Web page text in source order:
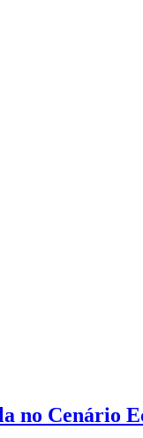
no Cenário